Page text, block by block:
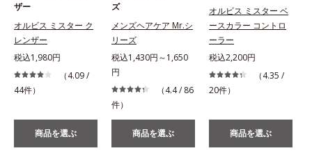
ザー
オルビス ミスター ク
レンザー
税込1,980円
（4.09 /
44件）
商品を選ぶ
ズ
メンズヘアケア Mr.シ
リーズ
税込1,430円～1,650
円
（4.4 / 86
件）
商品を選ぶ
オルビス ミスター ベ
ースカラー コントロ
ーラー
税込2,200円
（4.35 /
20件）
商品を選ぶ